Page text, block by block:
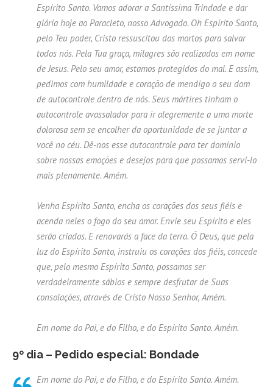
Espírito Santo. Vamos adorar a Santíssima Trindade e dar
glória hoje ao Paracleto, nosso Advogado. Oh Espírito Santo,
pelo Teu poder, Cristo ressuscitou dos mortos para salvar
todos nós. Pela Tua graça, milagres são realizados em nome
de Jesus. Pelo seu amor, estamos protegidos do mal. E assim,
pedimos com humildade e coração de mendigo o seu dom
de autocontrole dentro de nós. Seus mártires tinham o
autocontrole avassalador para ir alegremente a uma morte
dolorosa sem se encolher da oportunidade de se juntar a
você no céu. Dê-nos esse autocontrole para ter domínio
sobre nossas emoções e desejos para que possamos servi-lo
mais plenamente. Amém.
Venha Espírito Santo, encha os corações dos seus fiéis e
acenda neles o fogo do seu amor. Envie seu Espírito e eles
serão criados. E renovarás a face da terra. Ó Deus, que pela
luz do Espírito Santo, instruiu os corações dos fiéis, concede
que, pelo mesmo Espírito Santo, possamos ser
verdadeiramente sábios e sempre desfrutar de Suas
consolações, através de Cristo Nosso Senhor, Amém.
Em nome do Pai, e do Filho, e do Espírito Santo. Amém.
9º dia – Pedido especial: Bondade
Em nome do Pai, e do Filho, e do Espírito Santo. Amém.